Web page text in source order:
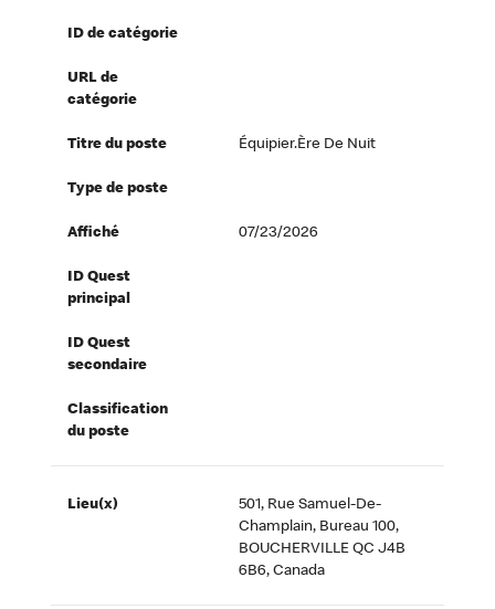
ID de catégorie
URL de
catégorie
Titre du poste Équipier.ère De Nuit
Type de poste
Affiché 07/23/2026
ID Quest
principal
ID Quest
secondaire
Classification
du poste
Lieu(x)
501, Rue Samuel-De-
Champlain, Bureau 100,
BOUCHERVILLE QC J4B
6B6, Canada